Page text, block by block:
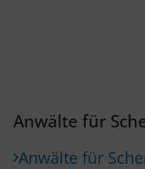
Anwälte für
Anwälte für